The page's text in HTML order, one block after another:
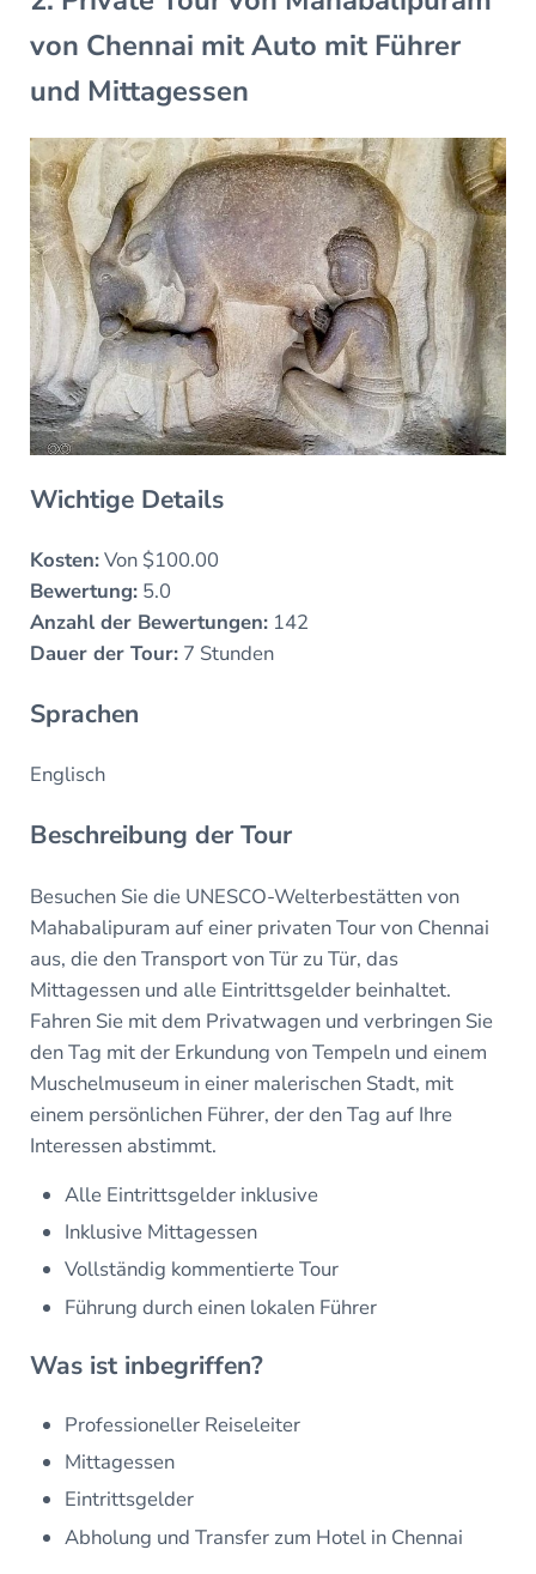
von Chennai mit Auto mit Führer
und Mittagessen
Wichtige Details
Kosten:Von $100.00
Bewertung:5.0
Anzahl der Bewertungen:142
Dauer der Tour:7 Stunden
Sprachen
Englisch
Beschreibung der Tour
Besuchen Sie die UNESCO-Welterbestätten von
Mahabalipuram auf einer privaten Tour von Chennai
aus, die den Transport von Tür zu Tür, das
Mittagessen und alle Eintrittsgelder beinhaltet.
Fahren Sie mit dem Privatwagen und verbringen Sie
den Tag mit der Erkundung von Tempeln und einem
Muschelmuseum in einer malerischen Stadt, mit
einem persönlichen Führer, der den Tag auf Ihre
Interessen abstimmt.
Alle Eintrittsgelder inklusive
Inklusive Mittagessen
Vollständig kommentierte Tour
Führung durch einen lokalen Führer
Was ist inbegriffen?
Professioneller Reiseleiter
Mittagessen
Eintrittsgelder
Abholung und Transfer zum Hotel in Chennai